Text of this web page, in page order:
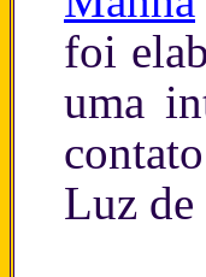
foi
uma
Luz de